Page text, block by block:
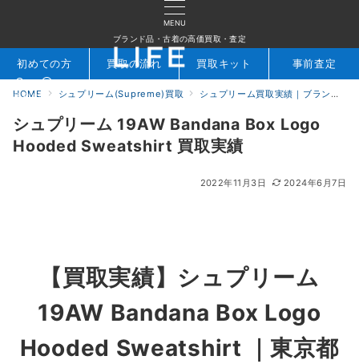
MENU
ブランド品・古着の高価買取・査定
検索 お問合せ
初めての方 買取の流れ 買取キット 事前査定
HOME シュプリーム(Supreme)買取 シュプリーム買取実績｜ブランド専門店LIFE
シュプリーム 19AW Bandana Box Logo
Hooded Sweatshirt 買取実績
2022年11月3日 2024年6月7日
【買取実績】シュプリーム
19AW Bandana Box Logo
Hooded Sweatshirt
｜東京都